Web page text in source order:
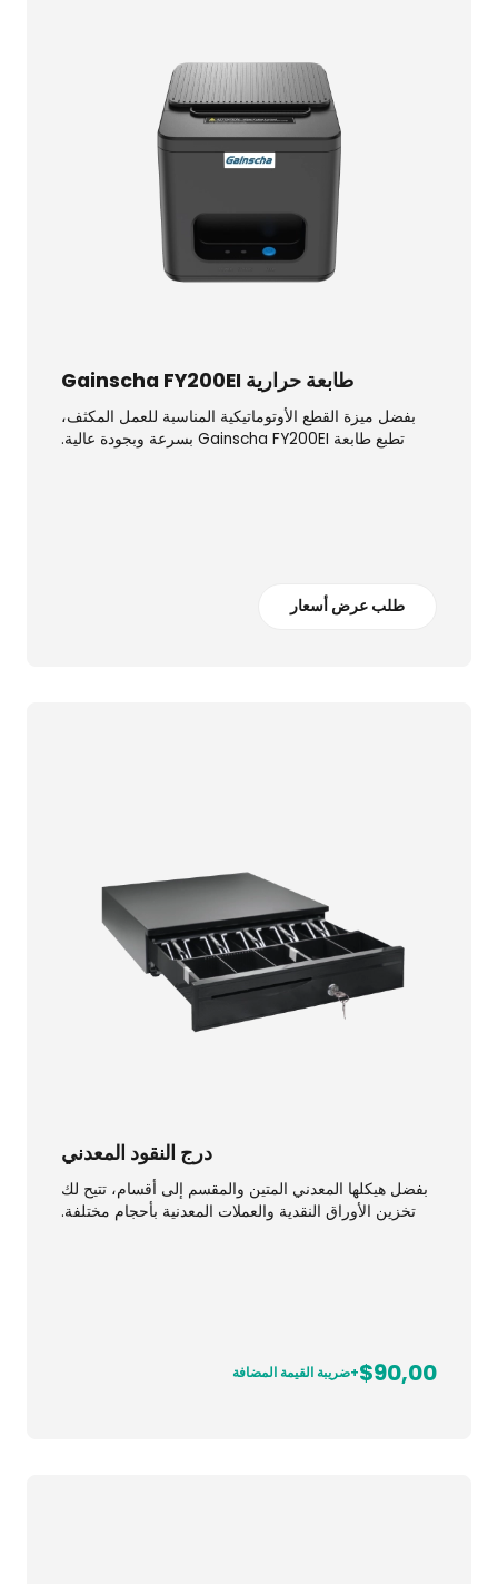
طابعة حرارية Gainscha FY200EI
بفضل ميزة القطع الأوتوماتيكية المناسبة للعمل المكثف،
تطبع طابعة Gainscha FY200EI بسرعة وبجودة عالية.
طلب عرض أسعار
درج النقود المعدني
بفضل هيكلها المعدني المتين والمقسم إلى أقسام، تتيح لك
تخزين الأوراق النقدية والعملات المعدنية بأحجام مختلفة.
$90,00+ضريبة القيمة المضافة